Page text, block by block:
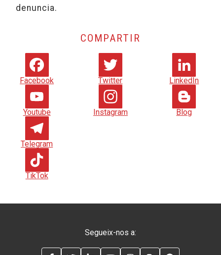
denuncia.
COMPARTIR
Facebook Twitter LinkedIn
Youtube Instagram Blog
Telegram
TikTok
Segueix-nos a: